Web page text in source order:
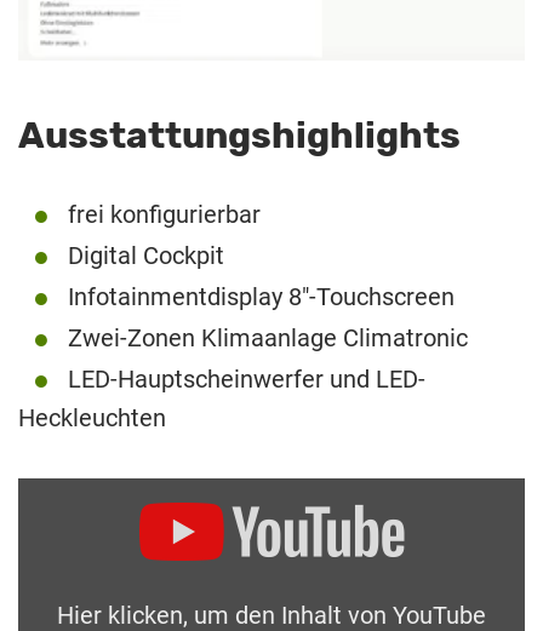
Ausstattungshighlights
frei konfigurierbar
Digital Cockpit
Infotainmentdisplay 8″-Touchscreen
Zwei-Zonen Klimaanlage Climatronic
LED-Hauptscheinwerfer und LED-
Heckleuchten
Hier klicken, um den Inhalt von YouTube